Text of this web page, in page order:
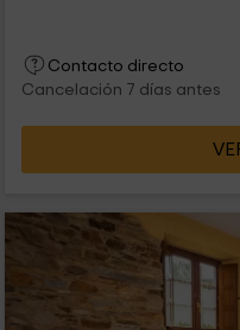
Contacto directo
Cancelación 7 días antes